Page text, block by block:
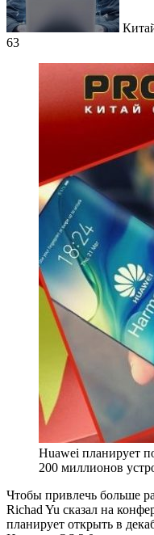
63
Huawei планирует
200 миллионов
Чтобы привлечь больше
Richad Yu сказал на
планирует открыть в